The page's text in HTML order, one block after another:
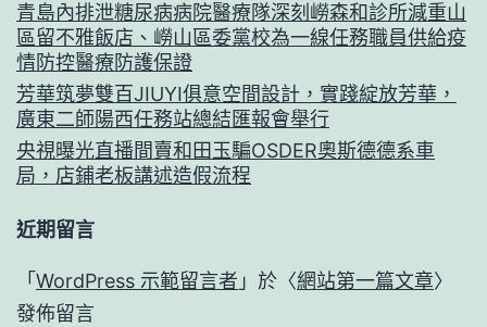
青島內排泄糖尿病病院醫療隊深刻嶗森和診所減重山
區留不雅飯店、嶗山區委黨校為一線任務職員供給疫
情防控醫療防護保證
芳華筑夢雙百JIUYI俱意空間設計，實踐綻放芳華，
廣東二師陽西任務站總結匯報會舉行
央視曝光直播間賣和田玉騙OSDER奧斯德德系車
局，店鋪老板講述造假流程
近期留言
「 WordPress 示範留言者 」於〈網站第一篇文章〉
發佈留言